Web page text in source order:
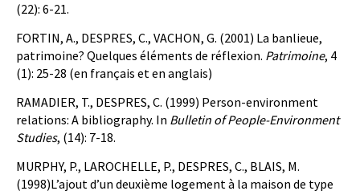
(22): 6-21.
FORTIN, A., DESPRES, C., VACHON, G. (2001) La banlieue,
patrimoine? Quelques éléments de réflexion. Patrimoine, 4
(1): 25-28 (en français et en anglais)
RAMADIER, T., DESPRES, C. (1999) Person-environment
relations: A bibliography. In Bulletin of People-Environment
Studies, (14): 7-18.
MURPHY, P., LAROCHELLE, P., DESPRES, C., BLAIS, M.
(1998)L’ajout d’un deuxième logement à la maison de type